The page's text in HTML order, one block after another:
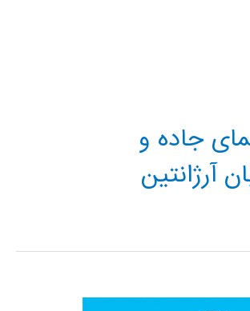
جاده و
آرژانتین